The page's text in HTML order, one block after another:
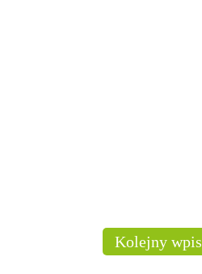
Kolejny wpis